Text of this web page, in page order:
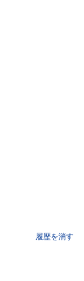
履歴を消す